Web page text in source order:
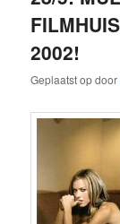
2002!
Geplaatst opdoor